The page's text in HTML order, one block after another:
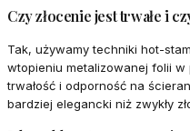
Czy złocenie jest trwałe i
Tak, używamy techniki hot-
wtopieniu metalizowanej folii w
trwałość i odporność na
bardziej elegancki niż zwykły